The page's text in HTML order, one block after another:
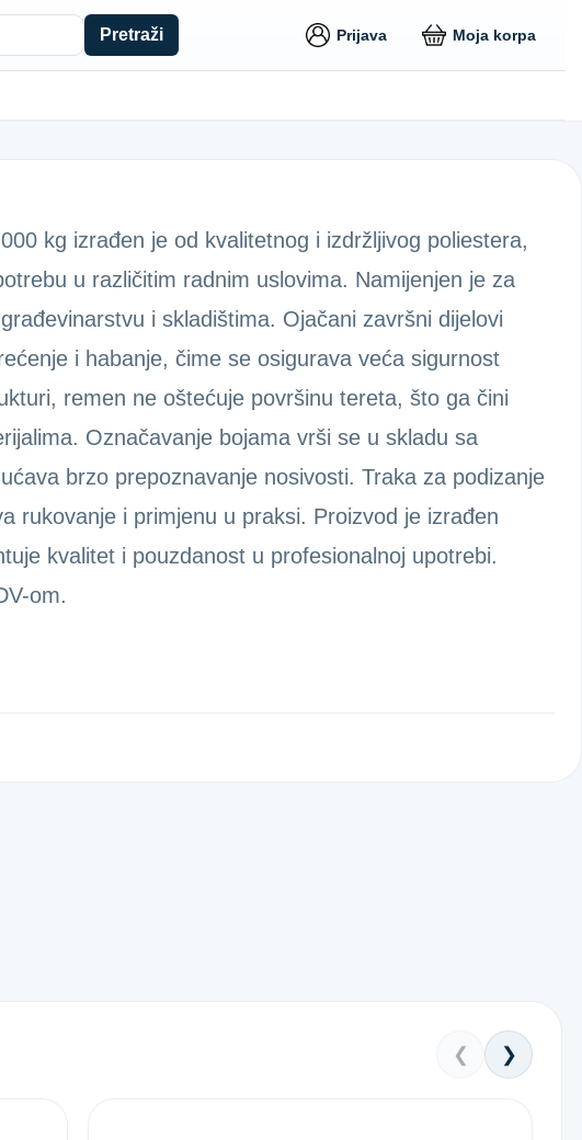
Pretraži Prijava Moja korpa
kg izrađen je od kvalitetnog i izdržljivog poliestera,
u različitim radnim uslovima. Namijenjen je za
i skladištima. Ojačani završni dijelovi
i habanje, čime se osigurava veća sigurnost
remen ne oštećuje površinu tereta, što ga čini
Označavanje bojama vrši se u skladu sa
brzo prepoznavanje nosivosti. Traka za podizanje
rukovanje i primjenu u praksi. Proizvod je izrađen
kvalitet i pouzdanost u profesionalnoj upotrebi.
om.
❮ ❯